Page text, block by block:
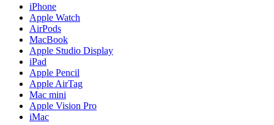
iPhone
Apple Watch
AirPods
MacBook
Apple Studio Display
iPad
Apple Pencil
Apple AirTag
Mac mini
Apple Vision Pro
iMac